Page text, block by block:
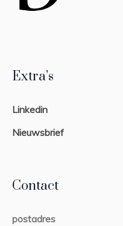
Extra’s
Linkedin
Nieuwsbrief
Contact
postadres